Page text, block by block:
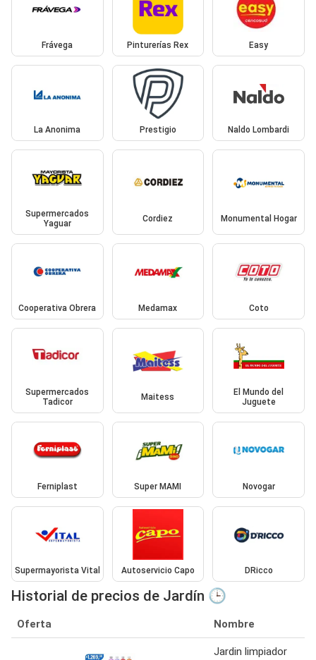
Frávega Pinturerías Rex Easy
La Anonima Prestigio Naldo Lombardi
Supermercados
Yaguar
Cordiez Monumental Hogar
Cooperativa Obrera Medamax Coto
Supermercados
Tadicor
Maitess
El Mundo del
Juguete
Ferniplast Super MAMI Novogar
Supermayorista Vital Autoservicio Capo DRicco
Historial de precios de Jardín 🕒
Oferta Nombre
Jardin limpiador